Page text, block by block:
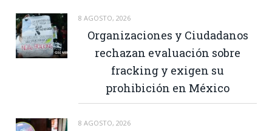
8 AGOSTO, 2026
Organizaciones y Ciudadanos
rechazan evaluación sobre
fracking y exigen su
prohibición en México
8 AGOSTO, 2026